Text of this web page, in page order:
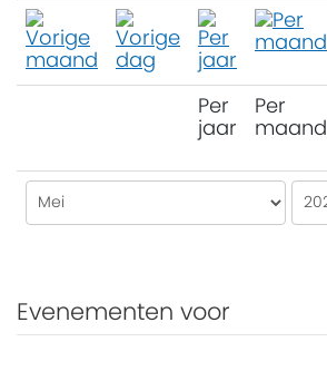
Per
jaar
Per
maand
Evenementen voor